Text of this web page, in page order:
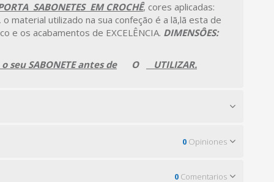
SABONETES EM CROCHÊ, cores aplicadas:
o material utilizado na sua confeção é a lã,lã esta de
e os acabamentos de EXCELÊNCIA. DIMENSÔES:
seu SABONETE antes de O UTILIZAR.
0 Opiniones
0 Comentarios